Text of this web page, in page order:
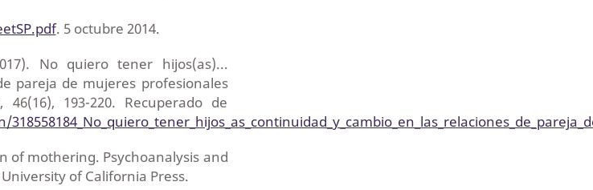
. 5 octubre 2014.
No quiero tener hijos(as)...
pareja de mujeres profesionales
193-220. Recuperado de
of mothering. Psychoanalysis and
of California Press.